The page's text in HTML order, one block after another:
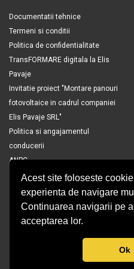
Acest site foloseste
experienta de navigare
Continuarea navigarii pe
acceptarea lor.
Ok
Documentatii tehnice
Termeni si conditii
Politica de confidentialitate
TransFORMARE digitala la Elis
Pavaje
Invitatie proiect "Montare panouri
fotovoltaice in cadrul companiei
Elis Pavaje SRL"
Politica si angajamentul
conducerii
ANPC
© Copyright